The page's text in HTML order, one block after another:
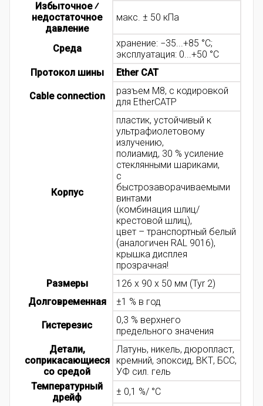
Избыточное ⁄
недостаточное
давление
макс. ± 50 кПа
Среда
хранение: −35...+85 °C;
эксплуатация: 0...+50 °C
Протокол шины
Ether CAT
Cable connection
разъем M8, с кодировкой
для EtherCATP
Корпус
пластик, устойчивый к
ультрафиолетовому
излучению,
полиамид, 30 % усиление
стеклянными шариками,
с
быстрозаворачиваемыми
винтами
(комбинация шлиц/
крестовой шлиц),
цвет – транспортный белый
(аналогичен RAL 9016),
крышка дисплея
прозрачная!
Размеры
126 x 90 x 50 мм (Tyr 2)
Долговременная
±1 % в год
Гистерезис
0,3 % верхнего
предельного значения
Детали,
соприкасающиеся
со средой
Латунь, никель, дюропласт,
кремний, эпоксид, ВКТ, БСС,
УФ сил. гель
Температурный
дрейф
± 0,1 %/ °C